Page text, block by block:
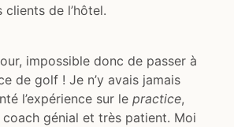
de l’hôtel.
impossible donc de passer à
de golf ! Je n’y avais jamais
l’expérience sur le practice,
coach génial et très patient. Moi